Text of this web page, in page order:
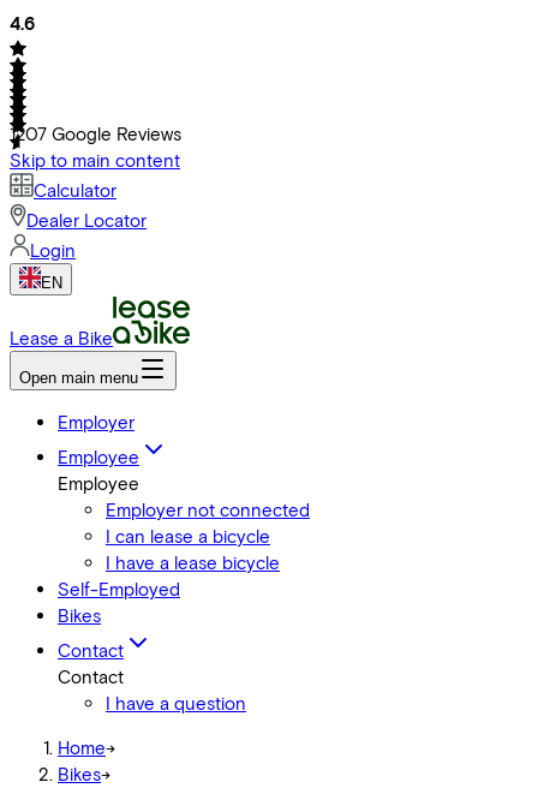
4.6
1207 Google Reviews
Skip to main content
Calculator
Dealer Locator
Login
EN
Lease a Bike
Open main menu
Employer
Employee
Employee
Employer not connected
I can lease a bicycle
I have a lease bicycle
Self-Employed
Bikes
Contact
Contact
I have a question
Home->
Bikes->